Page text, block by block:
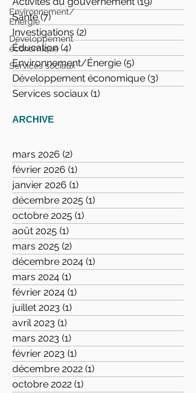
Environnement/
Énergie
Développement
économique
Services sociaux
nourriciers du MB
WINNIPEG – Le Manitoba ne dispose pas
de systèmes adéquats pour garantir un
financement suffisant et approprié des
services de foyers...
Santé (7)7 posts
Investigations (2)
Éducation (4)
Environnement/Énergie (5)
Développement économique (3)
Services sociaux (1)
ARCHIVE
mars 2026 (2)
février 2026 (1)
janvier 2026 (1)
décembre 2025 (1)
octobre 2025 (1)
août 2025 (1)
mars 2025 (2)
décembre 2024 (1)
mars 2024 (1)
février 2024 (1)
juillet 2023 (1)
avril 2023 (1)
mars 2023 (1)
février 2023 (1)
décembre 2022 (1)
octobre 2022 (1)